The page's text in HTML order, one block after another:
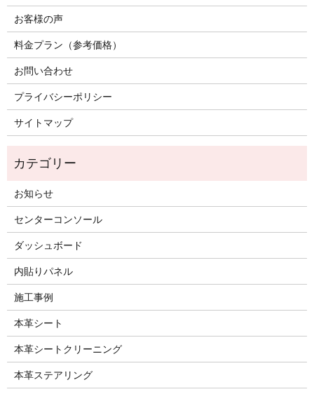
お客様の声
料金プラン（参考価格）
お問い合わせ
プライバシーポリシー
サイトマップ
お知らせ
センターコンソール
ダッシュボード
内貼りパネル
施工事例
本革シート
本革シートクリーニング
本革ステアリング